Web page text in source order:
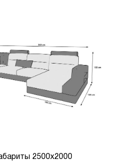
2500х2000